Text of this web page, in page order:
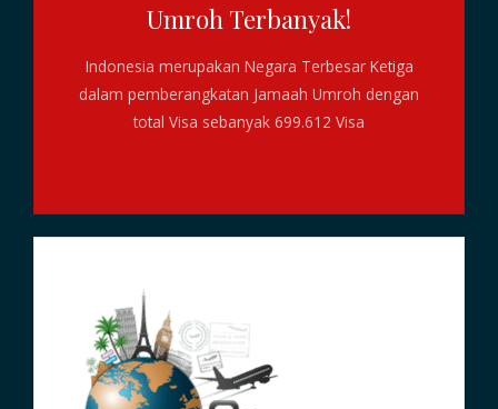
Umroh Terbanyak!
Indonesia merupakan Negara Terbesar Ketiga
dalam pemberangkatan Jamaah Umroh dengan
total Visa sebanyak 699.612 Visa